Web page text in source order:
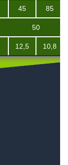
45 85
50
12,5 10,8